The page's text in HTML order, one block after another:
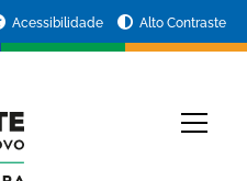
Acessibilidade Alto Contraste